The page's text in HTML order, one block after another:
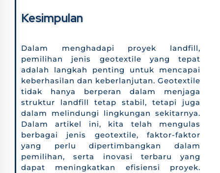
Kesimpulan
Dalam menghadapi proyek landfill,
pemilihan jenis geotextile yang tepat
adalah langkah penting untuk mencapai
keberhasilan dan keberlanjutan. Geotextile
tidak hanya berperan dalam menjaga
struktur landfill tetap stabil, tetapi juga
dalam melindungi lingkungan sekitarnya.
Dalam artikel ini, kita telah mengulas
berbagai jenis geotextile, faktor-faktor
yang perlu dipertimbangkan dalam
pemilihan, serta inovasi terbaru yang
dapat meningkatkan efisiensi proyek.